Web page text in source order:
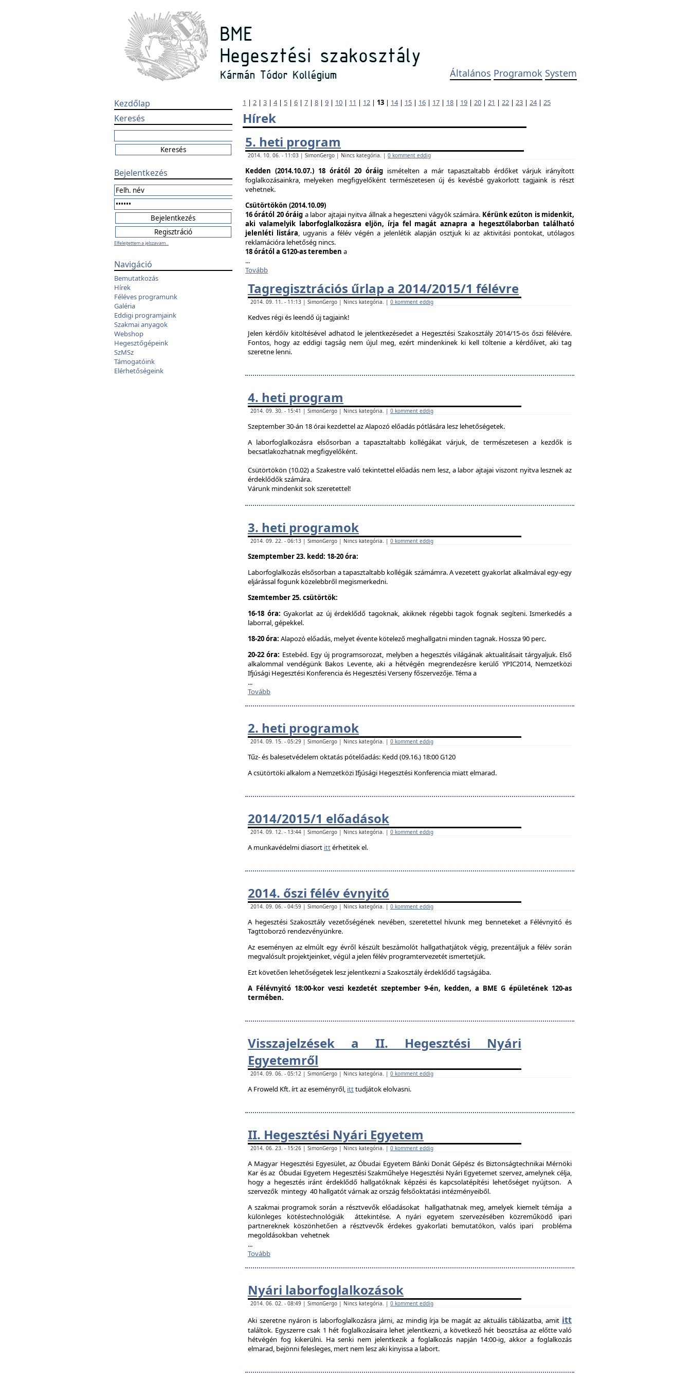
Általános Programok System
Kezdőlap
Keresés
Bejelentkezés
Elfelejtettem a jelszavam...
Navigáció
Bemutatkozás
Hírek
Féléves programunk
Galéria
Eddigi programjaink
Szakmai anyagok
Webshop
Hegesztőgépeink
SzMSz
Támogatóink
Elérhetőségeink
1 | 2 | 3 | 4| 5 | 6 | 7 | 8 | 9 | 10 | 11 | 12 | 13 | 14| 15 | 16 | 17 | 18 | 19 | 20 | 21 | 22 | 23 | 24| 25
Hírek
5. heti program
2014. 10. 06. - 11:03 | SimonGergo | Nincs kategória. | 0 komment eddig
Kedden (2014.10.07.) 18 órától 20 óráig ismételten a már tapasztaltabb érdőket várjuk irányított
foglalkozásainkra, melyeken megfigyelőként természetesen új és kevésbé gyakorlott tagjaink is részt
vehetnek.
Csütörtökön (2014.10.09)
16 órától 20 óráig a labor ajtajai nyitva állnak a hegeszteni vágyók számára. Kérünk ezúton is midenkit,
aki valamelyik laborfoglalkozásra eljön, írja fel magát aznapra a hegesztőlaborban található
jelenléti listára, ugyanis a félév végén a jelenlétik alapján osztjuk ki az aktivitási pontokat, utólagos
reklamációra lehetőség nincs.
18 órától a G120-as teremben a
...
Tovább
Tagregisztrációs űrlap a 2014/2015/1 félévre
2014. 09. 11. - 11:13 | SimonGergo | Nincs kategória. | 0 komment eddig
Kedves régi és leendő új tagjaink!
Jelen kérdőív kitöltésével adhatod le jelentkezésedet a Hegesztési Szakosztály 2014/15-ös őszi félévére.
Fontos, hogy az eddigi tagság nem újul meg, ezért mindenkinek ki kell töltenie a kérdőívet, aki tag
szeretne lenni.
4. heti program
2014. 09. 30. - 15:41 | SimonGergo | Nincs kategória. | 0 komment eddig
Szeptember 30-án 18 órai kezdettel az Alapozó előadás pótlására lesz lehetőségetek.
A laborfoglalkozásra elsősorban a tapasztaltabb kollégákat várjuk, de természetesen a kezdők is
becsatlakozhatnak megfigyelőként.
Csütörtökön (10.02) a Szakestre való tekintettel előadás nem lesz, a labor ajtajai viszont nyitva lesznek az
érdeklődők számára.
Várunk mindenkit sok szeretettel!
3. heti programok
2014. 09. 22. - 06:13 | SimonGergo | Nincs kategória. | 0 komment eddig
Szemptember 23. kedd: 18-20 óra:
Laborfoglalkozás elsősorban a tapasztaltabb kollégák számámra. A vezetett gyakorlat alkalmával egy-egy
eljárással fogunk közelebbről megismerkedni.
Szemtember 25. csütörtök:
16-18 óra: Gyakorlat az új érdeklődő tagoknak, akiknek régebbi tagok fognak segíteni. Ismerkedés a
laborral, gépekkel.
18-20 óra: Alapozó előadás, melyet évente kötelező meghallgatni minden tagnak. Hossza 90 perc.
20-22 óra: Estebéd. Egy új programsorozat, melyben a hegesztés világának aktualitásait tárgyaljuk. Első
alkalommal vendégünk Bakos Levente, aki a hétvégén megrendezésre kerülő YPIC2014, Nemzetközi
Ifjúsági Hegesztési Konferencia és Hegesztési Verseny főszervezője. Téma a
...
Tovább
2. heti programok
2014. 09. 15. - 05:29 | SimonGergo | Nincs kategória. | 0 komment eddig
Tűz- és balesetvédelem oktatás pótelőadás: Kedd (09.16.) 18:00 G120
A csütörtöki alkalom a Nemzetközi Ifjúsági Hegesztési Konferencia miatt elmarad.
2014/2015/1 előadások
2014. 09. 12. - 13:44 | SimonGergo | Nincs kategória. | 0 komment eddig
A munkavédelmi diasort ittérhetitek el.
2014. őszi félév évnyitó
2014. 09. 06. - 04:59 | SimonGergo | Nincs kategória. | 0 komment eddig
A hegesztési Szakosztály vezetőségének nevében, szeretettel hívunk meg benneteket a Félévnyitó és
Tagttoborzó rendezvényünkre.
Az eseményen az elmúlt egy évről készült beszámolót hallgathatjátok végig, prezentáljuk a félév során
megvalósult projektjeinket, végül a jelen félév programtervezetét ismertetjük.
Ezt követően lehetőségetek lesz jelentkezni a Szakosztály érdeklődő tagságába.
A Félévnyitó 18:00-kor veszi kezdetét szeptember 9-én, kedden, a BME G épületének 120-as
termében.
Visszajelzések a II. Hegesztési Nyári
Egyetemről
2014. 09. 06. - 05:12 | SimonGergo | Nincs kategória. | 0 komment eddig
A Froweld Kft. írt az eseményről, itttudjátok elolvasni.
II. Hegesztési Nyári Egyetem
2014. 06. 23. - 15:26 | SimonGergo | Nincs kategória. | 0 komment eddig
A Magyar Hegesztési Egyesület, az Óbudai Egyetem Bánki Donát Gépész és Biztonságtechnikai Mérnöki
Kar és az Óbudai Egyetem Hegesztési Szakműhelye Hegesztési Nyári Egyetemet szervez, amelynek célja,
hogy a hegesztés iránt érdeklődő hallgatóknak képzési és kapcsolatépítési lehetőséget nyújtson. A
szervezők mintegy 40 hallgatót várnak az ország felsőoktatási intézményeiből.
A szakmai programok során a résztvevők előadásokat hallgathatnak meg, amelyek kiemelt témája a
különleges kötéstechnológiák áttekintése. A nyári egyetem szervezésében közreműködő ipari
partnereknek köszönhetően a résztvevők érdekes gyakorlati bemutatókon, valós ipari probléma
megoldásokban vehetnek
...
Tovább
Nyári laborfoglalkozások
2014. 06. 02. - 08:49 | SimonGergo | Nincs kategória. | 0 komment eddig
Aki szeretne nyáron is laborfoglalkozásra járni, az mindig írja be magát az aktuális táblázatba, amit itt
találtok. Egyszerre csak 1 hét foglalkozásaira lehet jelentkezni, a következő hét beosztása az előtte való
hétvégén fog kikerülni. Ha senki nem jelentkezik a foglalkozás napján 14:00-ig, akkor a foglalkozás
elmarad, bejönni felesleges, mert nem lesz aki kinyissa a labort.